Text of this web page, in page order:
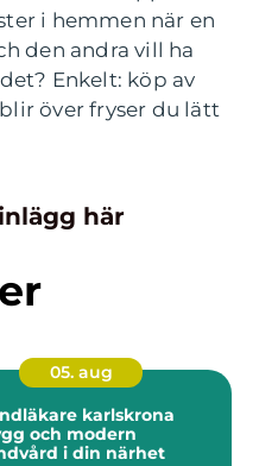
i hemmen när en
den andra vill ha
Enkelt: köp av
över fryser du lätt
här
05. aug
karlskrona
och modern
i din närhet